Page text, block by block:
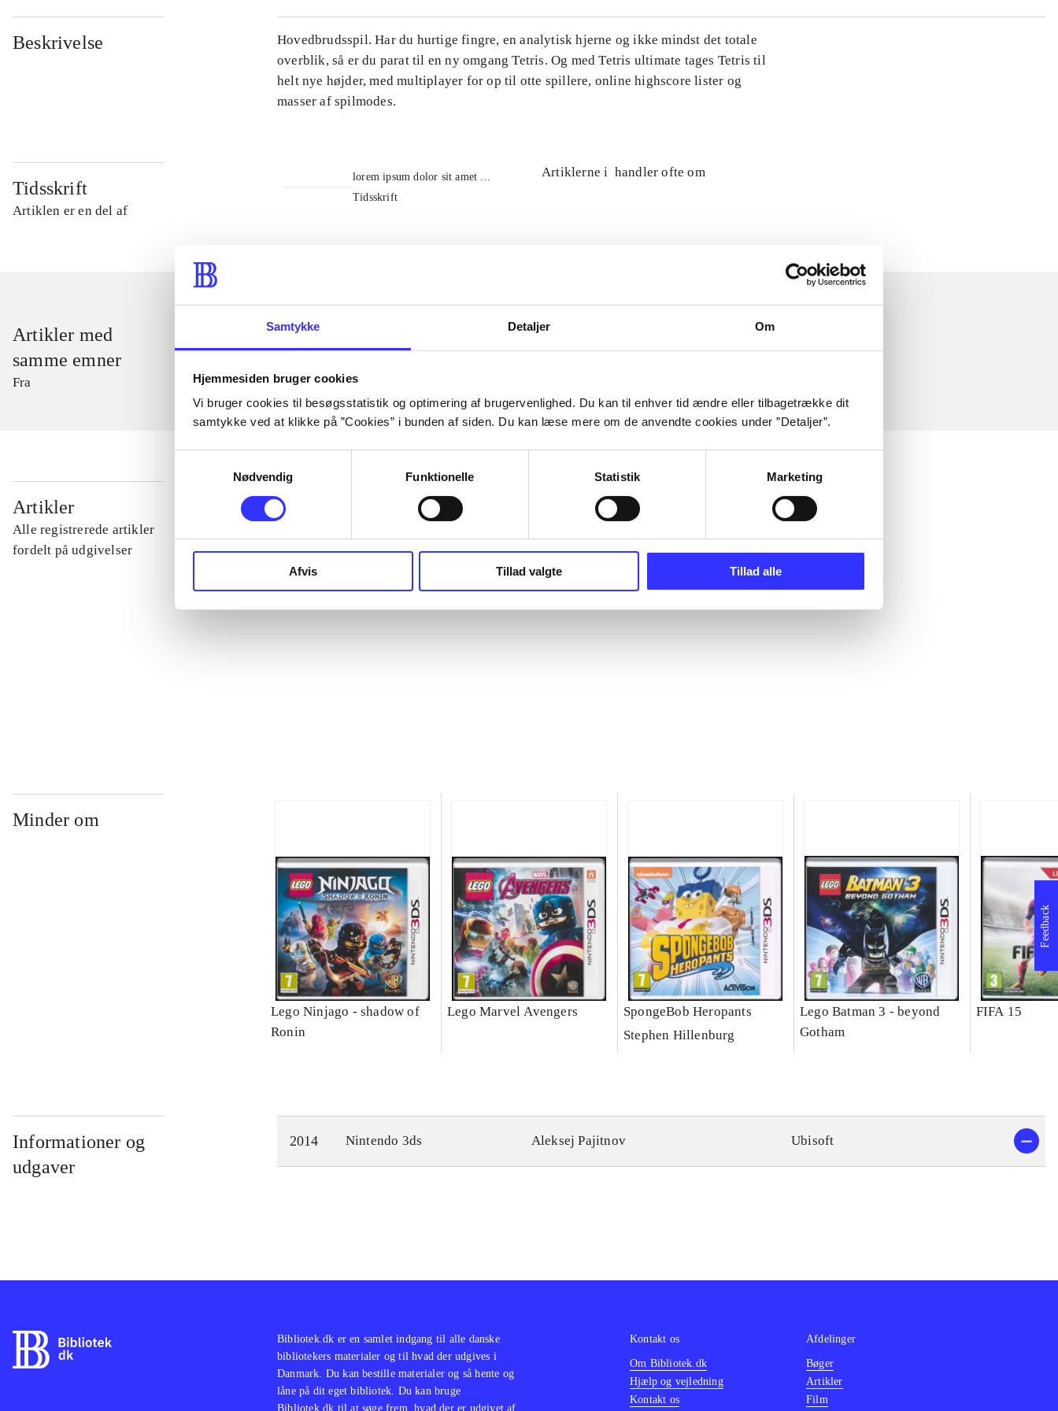
Samtykke Detaljer Om
Hjemmesiden bruger cookies
Vi bruger cookies til besøgsstatistik og optimering af brugervenlighed. Du kan til enhver tid ændre eller tilbagetrække dit
samtykke ved at klikke på ”Cookies” i bunden af siden. Du kan læse mere om de anvendte cookies under ”Detaljer”.
Nødvendig
Funktionelle Statistik Marketing
Afvis Tillad valgte Tillad alle
Beskrivelse
Hovedbrudsspil. Har du hurtige fingre, en analytisk hjerne og ikke mindst det totale
overblik, så er du parat til en ny omgang Tetris. Og med Tetris ultimate tages Tetris til
helt nye højder, med multiplayer for op til otte spillere, online highscore lister og
masser af spilmodes.
Tidsskrift
Artiklen er en del af
lorem ipsum dolor sit amet ...
Tidsskrift
Artiklerne i handler ofte om
Artikler med
samme emner
Fra
Artikler
Alle registrerede artikler
fordelt på udgivelser
...
Minder om
Lego Ninjago - shadow of
Ronin
Lego Marvel Avengers
SpongeBob Heropants
Stephen Hillenburg
Lego Batman 3 - beyond
Gotham
FIFA 15
Informationer og
udgaver
2014 Nintendo 3ds Aleksej Pajitnov Ubisoft
Feedback
Bibliotek.dk er en samlet indgang til alle danske
bibliotekers materialer og til hvad der udgives i
Danmark. Du kan bestille materialer og så hente og
låne på dit eget bibliotek. Du kan bruge
Bibliotek.dk til at søge frem, hvad der er udgivet af
Kontakt os
Om Bibliotek.dk
Hjælp og vejledning
Kontakt os
Afdelinger
Bøger
Artikler
Film